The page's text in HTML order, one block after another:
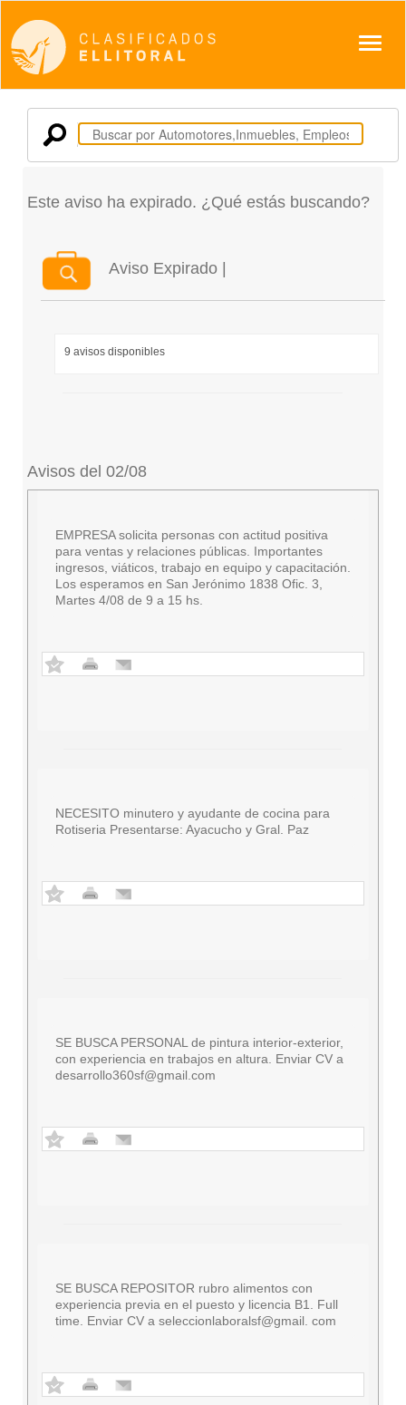
Este aviso ha expirado. ¿Qué estás buscando?
Aviso Expirado |
9 avisos disponibles
Avisos del 02/08
EMPRESA solicita personas con actitud positiva
para ventas y relaciones públicas. Importantes
ingresos, viáticos, trabajo en equipo y capacitación.
Los esperamos en San Jerónimo 1838 Ofic. 3,
Martes 4/08 de 9 a 15 hs.
NECESITO minutero y ayudante de cocina para
Rotiseria Presentarse: Ayacucho y Gral. Paz
SE BUSCA PERSONAL de pintura interior-exterior,
con experiencia en trabajos en altura. Enviar CV a
desarrollo360sf@gmail.com
SE BUSCA REPOSITOR rubro alimentos con
experiencia previa en el puesto y licencia B1. Full
time. Enviar CV a seleccionlaboralsf@gmail. com